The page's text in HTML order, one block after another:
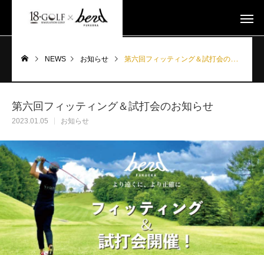
NEWS お知らせ 第六回フィッティング＆試打会のお知らせ
第六回フィッティング＆試打会のお知らせ
2023.01.05 お知らせ